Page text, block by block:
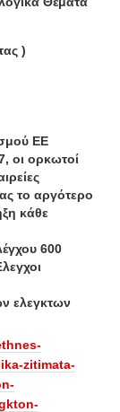
)
ΕΕ
οι ορκωτοί
το αργότερο
κάθε
600
ελεγκτων
zitimata-